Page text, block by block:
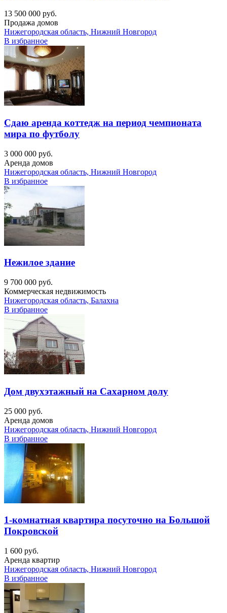
13 500 000 руб.
Продажа домов
Нижегородская область, Нижний Новгород
В избранное
Сдаю аренда коттедж на период чемпионата
мира по футболу
3 000 000 руб.
Аренда домов
Нижегородская область, Нижний Новгород
В избранное
Нежилое здание
9 700 000 руб.
Коммерческая недвижимость
Нижегородская область, Балахна
В избранное
Дом двухэтажный на Сахарном долу
25 000 руб.
Аренда домов
Нижегородская область, Нижний Новгород
В избранное
1-комнатная квартира посуточно на Большой
Покровской
1 600 руб.
Аренда квартир
Нижегородская область, Нижний Новгород
В избранное